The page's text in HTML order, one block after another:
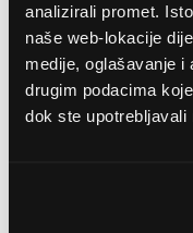
analizirali promet.
naše web-lokacije
medije, oglašavanje i
drugim podacima
dok ste upotrebljavali